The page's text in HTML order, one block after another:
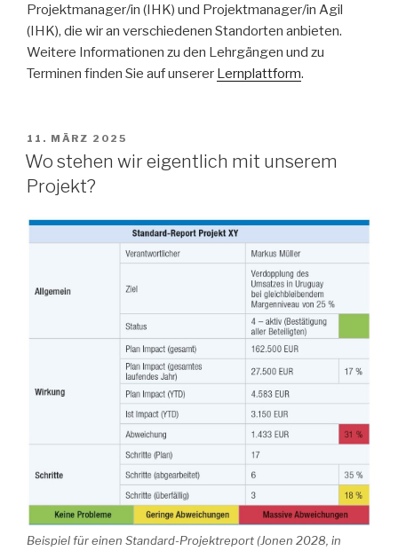
Projektmanager/in (IHK) und Projektmanager/in Agil
(IHK), die wir an verschiedenen Standorten anbieten.
Weitere Informationen zu den Lehrgängen und zu
Terminen finden Sie auf unserer Lernplattform.
VERÖFFENTLICHT
AM
11. MÄRZ 2025
Wo stehen wir eigentlich mit unserem
Projekt?
Beispiel für einen Standard-Projektreport (Jonen 2028, in